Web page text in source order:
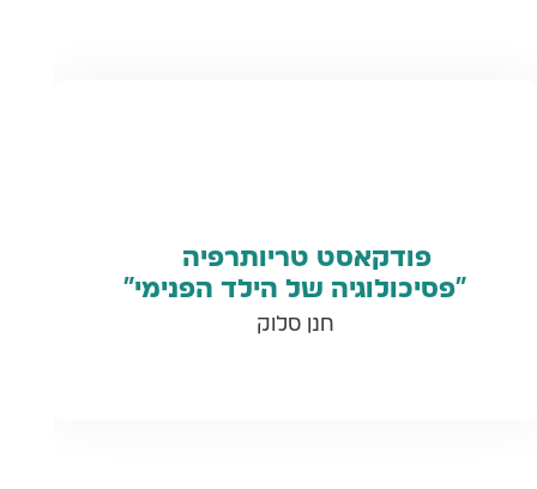
פודקאסט טריותרפיה
“פסיכולוגיה של הילד הפנימי”
חנן סלוק